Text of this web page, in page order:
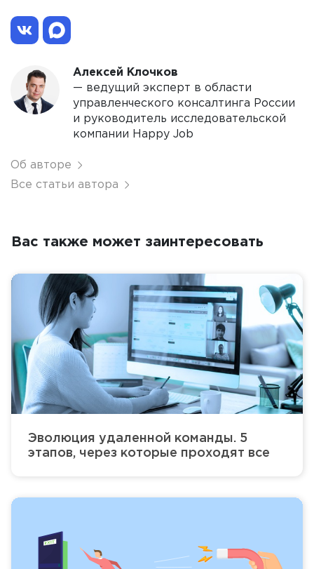
Алексей Клочков
— ведущий эксперт в области
управленческого консалтинга России
и руководитель исследовательской
компании Happy Job
Об авторе
Все статьи автора
Вас также может заинтересовать
Эволюция удаленной команды. 5
этапов, через которые проходят все